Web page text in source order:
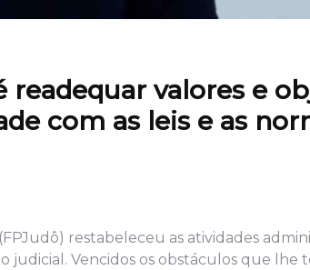
readequar valores e
com as leis e as
restabeleceu as atividades
judicial. Vencidos os obstáculos que lhe